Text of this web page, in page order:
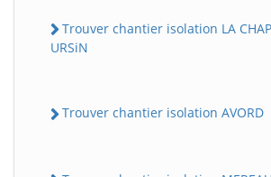
Trouver chantier isolation LA
URSiN
Trouver chantier isolation AVORD